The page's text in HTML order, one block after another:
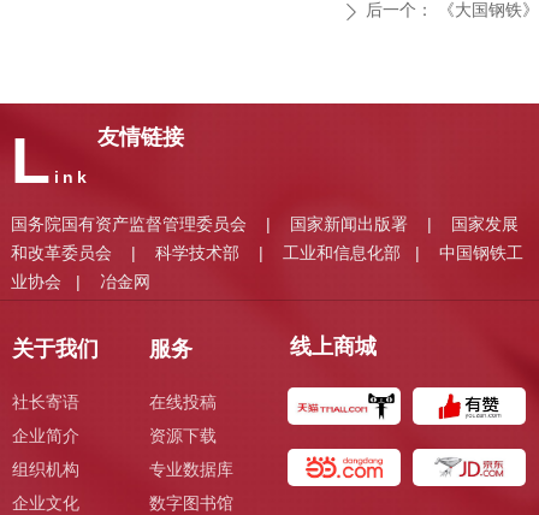
ꄲ 后一个： 《大国钢铁》
关于我们
社长寄语
企业简介
组织机构
企业文化
服务
在线投稿
资源下载
专业数据库
数字图书馆
线上商城
国务院国有资产监督管理委员会 | 国家新闻出版署 | 国家发展
和改革委员会 | 科学技术部 | 工业和信息化部 | 中国钢铁工
业协会 | 冶金网
L ink
友情链接